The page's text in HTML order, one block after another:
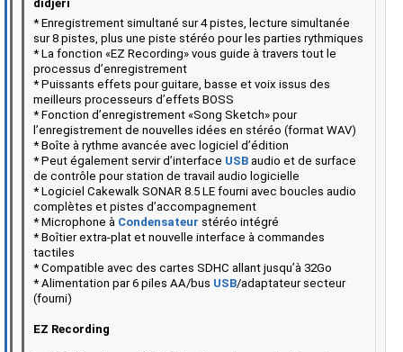
didjeri
* Enregistrement simultané sur 4 pistes, lecture simultanée
sur 8 pistes, plus une piste stéréo pour les parties rythmiques
* La fonction «EZ Recording» vous guide à travers tout le
processus d’enregistrement
* Puissants effets pour guitare, basse et voix issus des
meilleurs processeurs d’effets BOSS
* Fonction d’enregistrement «Song Sketch» pour
l’enregistrement de nouvelles idées en stéréo (format WAV)
* Boîte à rythme avancée avec logiciel d’édition
* Peut également servir d’interface USB audio et de surface
de contrôle pour station de travail audio logicielle
* Logiciel Cakewalk SONAR 8.5 LE fourni avec boucles audio
complètes et pistes d’accompagnement
* Microphone à Condensateur stéréo intégré
* Boîtier extra-plat et nouvelle interface à commandes
tactiles
* Compatible avec des cartes SDHC allant jusqu’à 32Go
* Alimentation par 6 piles AA/bus USB/adaptateur secteur
(fourni)
EZ Recording